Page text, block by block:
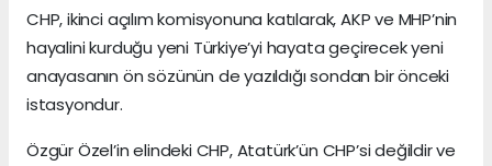
CHP, ikinci açılım komisyonuna katılarak, AKP ve MHP’nin
hayalini kurduğu yeni Türkiye’yi hayata geçirecek yeni
anayasanın ön sözünün de yazıldığı sondan bir önceki
istasyondur.
Özgür Özel’in elindeki CHP, Atatürk’ün CHP’si değildir ve